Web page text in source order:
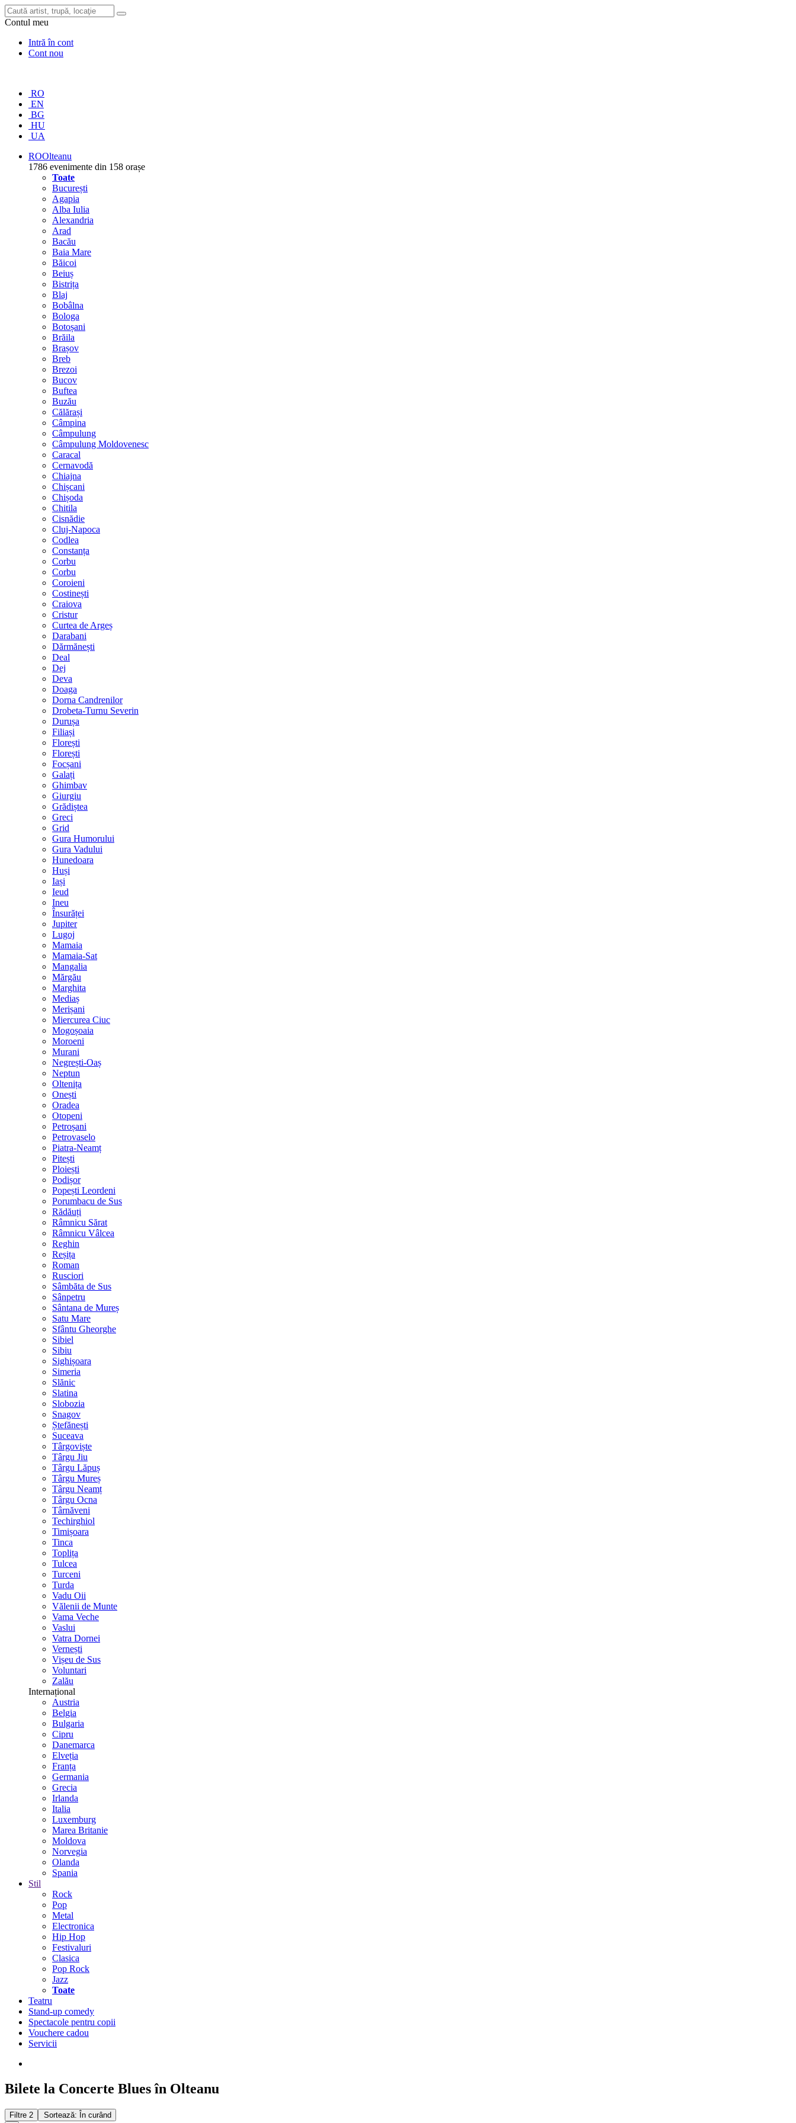
Contul meu
Intră în cont
Cont nou
RO
EN
BG
HU
UA
ROOlteanu
1786 evenimente din 158 orașe
Toate
București
Agapia
Alba Iulia
Alexandria
Arad
Bacău
Baia Mare
Băicoi
Beiuș
Bistrița
Blaj
Bobâlna
Bologa
Botoșani
Brăila
Brașov
Breb
Brezoi
Bucov
Buftea
Buzău
Călărași
Câmpina
Câmpulung
Câmpulung Moldovenesc
Caracal
Cernavodă
Chiajna
Chișcani
Chișoda
Chitila
Cisnădie
Cluj-Napoca
Codlea
Constanța
Corbu
Corbu
Coroieni
Costinești
Craiova
Cristur
Curtea de Argeș
Darabani
Dărmănești
Deal
Dej
Deva
Doaga
Dorna Candrenilor
Drobeta-Turnu Severin
Durușa
Filiași
Florești
Florești
Focșani
Galați
Ghimbav
Giurgiu
Grădiștea
Greci
Grid
Gura Humorului
Gura Vadului
Hunedoara
Huși
Iași
Ieud
Ineu
Însurăței
Jupiter
Lugoj
Mamaia
Mamaia-Sat
Mangalia
Mărgău
Marghita
Mediaș
Merișani
Miercurea Ciuc
Mogoșoaia
Moroeni
Murani
Negrești-Oaș
Neptun
Oltenița
Onești
Oradea
Otopeni
Petroșani
Petrovaselo
Piatra-Neamț
Pitești
Ploiești
Podișor
Popești Leordeni
Porumbacu de Sus
Rădăuți
Râmnicu Sărat
Râmnicu Vâlcea
Reghin
Reșița
Roman
Rusciori
Sâmbăta de Sus
Sânpetru
Sântana de Mureș
Satu Mare
Sfântu Gheorghe
Sibiel
Sibiu
Sighișoara
Simeria
Slănic
Slatina
Slobozia
Snagov
Ștefănești
Suceava
Târgoviște
Târgu Jiu
Târgu Lăpuș
Târgu Mureș
Târgu Neamț
Târgu Ocna
Târnăveni
Techirghiol
Timișoara
Tinca
Toplița
Tulcea
Turceni
Turda
Vadu Oii
Vălenii de Munte
Vama Veche
Vaslui
Vatra Dornei
Vernești
Vișeu de Sus
Voluntari
Zalău
Internațional
Austria
Belgia
Bulgaria
Cipru
Danemarca
Elveția
Franța
Germania
Grecia
Irlanda
Italia
Luxemburg
Marea Britanie
Moldova
Norvegia
Olanda
Spania
Stil
Rock
Pop
Metal
Electronica
Hip Hop
Festivaluri
Clasica
Pop Rock
Jazz
Toate
Teatru
Stand-up comedy
Spectacole pentru copii
Vouchere cadou
Servicii
Bilete la Concerte Blues în Olteanu
Filtre 2
Sortează: În curând